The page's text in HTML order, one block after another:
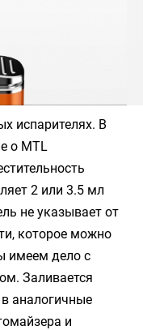
испарителях. В
о MTL
2 или 3.5 мл
не указывает от
которое можно
имеем дело с
Заливается
аналогичные
и